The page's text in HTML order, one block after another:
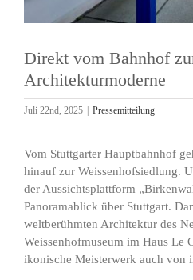
Direkt vom Bahnhof
Architekturmoderne
Juli 22nd, 2025 Pressemitteilung
Vom Stuttgarter Hauptbahnhof
hinauf zur Weissenhofsiedlung.
der Aussichtsplattform
Panoramablick über Stuttgart.
weltberühmten Architektur des
Weissenhofmuseum im Haus Le
ikonische Meisterwerk auch von